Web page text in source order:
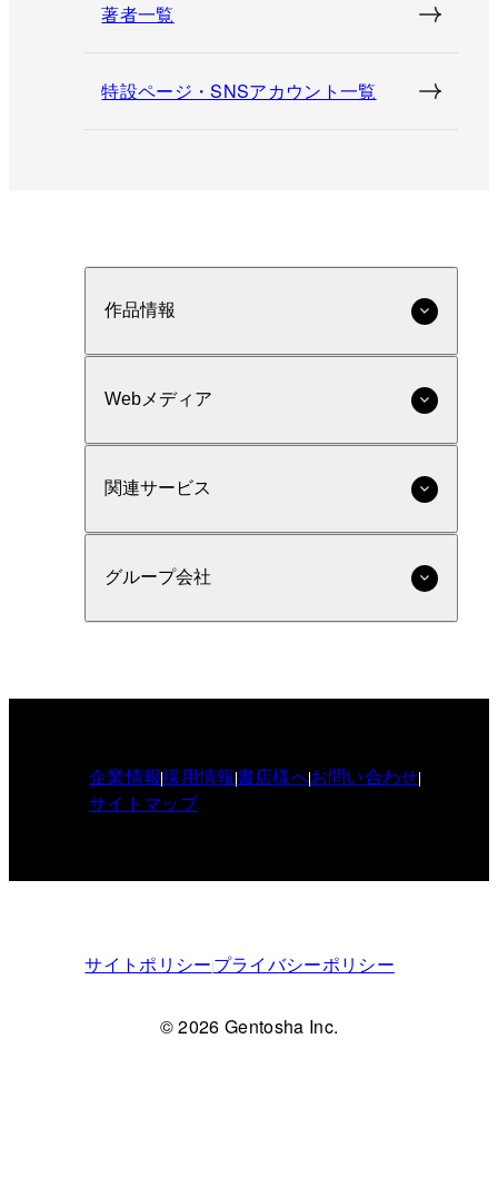
著者一覧
特設ページ・SNSアカウント一覧
作品情報
Webメディア
関連サービス
グループ会社
企業情報採用情報書店様へお問い合わせ
サイトマップ
サイトポリシープライバシーポリシー
© 2026 Gentosha Inc.